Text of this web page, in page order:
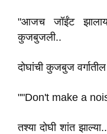
"आजच जॉईंट झालाय
कुजबुजली..
दोघांची कुजबुज
""Don't make a
तश्या दोघी शांत